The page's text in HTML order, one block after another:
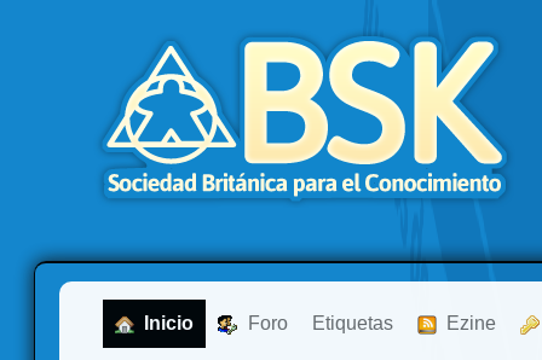
Inicio Foro Etiquetas Ezine